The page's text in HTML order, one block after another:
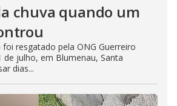
chuva quando um
resgatado pela ONG Guerreiro
de julho, em Blumenau, Santa
dias...